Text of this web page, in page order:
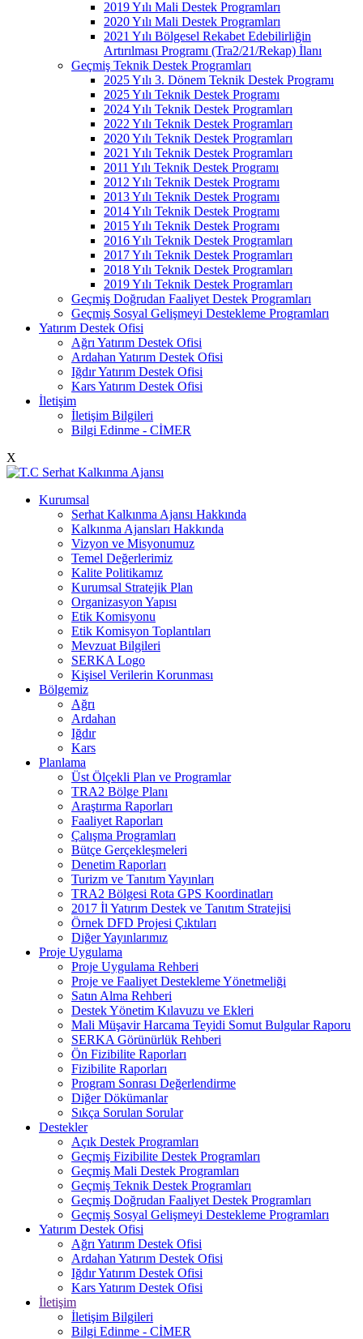
2019 Yılı Mali Destek Programları
2020 Yılı Mali Destek Programları
2021 Yılı Bölgesel Rekabet Edebilirliğin
Artırılması Programı (Tra2/21/Rekap) İlanı
Geçmiş Teknik Destek Programları
2025 Yılı 3. Dönem Teknik Destek Programı
2025 Yılı Teknik Destek Programı
2024 Yılı Teknik Destek Programları
2022 Yılı Teknik Destek Programları
2020 Yılı Teknik Destek Programları
2021 Yılı Teknik Destek Programları
2011 Yılı Teknik Destek Programı
2012 Yılı Teknik Destek Programı
2013 Yılı Teknik Destek Programı
2014 Yılı Teknik Destek Programı
2015 Yılı Teknik Destek Programı
2016 Yılı Teknik Destek Programları
2017 Yılı Teknik Destek Programları
2018 Yılı Teknik Destek Programları
2019 Yılı Teknik Destek Programları
Geçmiş Doğrudan Faaliyet Destek Programları
Geçmiş Sosyal Gelişmeyi Destekleme Programları
Yatırım Destek Ofisi
Ağrı Yatırım Destek Ofisi
Ardahan Yatırım Destek Ofisi
Iğdır Yatırım Destek Ofisi
Kars Yatırım Destek Ofisi
İletişim
İletişim Bilgileri
Bilgi Edinme - CİMER
X
Kurumsal
Serhat Kalkınma Ajansı Hakkında
Kalkınma Ajansları Hakkında
Vizyon ve Misyonumuz
Temel Değerlerimiz
Kalite Politikamız
Kurumsal Stratejik Plan
Organizasyon Yapısı
Etik Komisyonu
Etik Komisyon Toplantıları
Mevzuat Bilgileri
SERKA Logo
Kişisel Verilerin Korunması
Bölgemiz
Ağrı
Ardahan
Iğdır
Kars
Planlama
Üst Ölçekli Plan ve Programlar
TRA2 Bölge Planı
Araştırma Raporları
Faaliyet Raporları
Çalışma Programları
Bütçe Gerçekleşmeleri
Denetim Raporları
Turizm ve Tanıtım Yayınları
TRA2 Bölgesi Rota GPS Koordinatları
2017 İl Yatırım Destek ve Tanıtım Stratejisi
Örnek DFD Projesi Çıktıları
Diğer Yayınlarımız
Proje Uygulama
Proje Uygulama Rehberi
Proje ve Faaliyet Destekleme Yönetmeliği
Satın Alma Rehberi
Destek Yönetim Kılavuzu ve Ekleri
Mali Müşavir Harcama Teyidi Somut Bulgular Raporu
SERKA Görünürlük Rehberi
Ön Fizibilite Raporları
Fizibilite Raporları
Program Sonrası Değerlendirme
Diğer Dökümanlar
Sıkça Sorulan Sorular
Destekler
Açık Destek Programları
Geçmiş Fizibilite Destek Programları
Geçmiş Mali Destek Programları
Geçmiş Teknik Destek Programları
Geçmiş Doğrudan Faaliyet Destek Programları
Geçmiş Sosyal Gelişmeyi Destekleme Programları
Yatırım Destek Ofisi
Ağrı Yatırım Destek Ofisi
Ardahan Yatırım Destek Ofisi
Iğdır Yatırım Destek Ofisi
Kars Yatırım Destek Ofisi
İletişim
İletişim Bilgileri
Bilgi Edinme - CİMER